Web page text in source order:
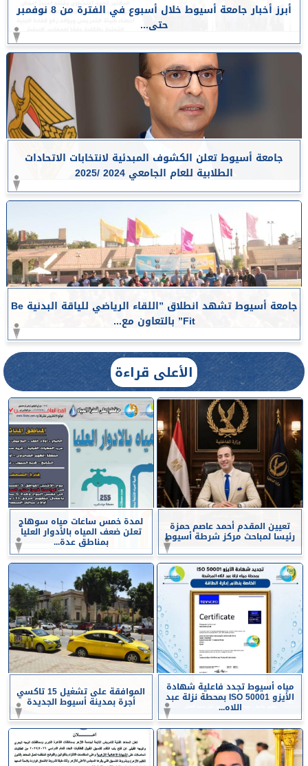
أبرز أخبار جامعة أسيوط خلال أسبوع في الفترة من 8 نوفمبر
حتى...
جامعة أسيوط تعلن الكشوف المبدئية لانتخابات الاتحادات
الطلابية للعام الجامعي 2024 /2025
جامعة أسيوط تشهد انطلاق ”اللقاء الرياضي للياقة البدنية Be
Fit” بالتعاون مع...
الأعلى قراءة
تعيين المقدم أحمد عاصم حمزة
رئيسا لمباحث مركز شرطة أسيوط
لمدة خمس ساعات مياه سوهاج
تعلن ضعف المياه بالأدوار العليا
بمناطق عدة...
مياه أسيوط تجدد فاعلية شهادة
الأيزو ISO 50001 بمحطة نزلة عبد
اللاه...
الموافقة على تشغيل 15 تاكسي
أجرة بمدينة أسيوط الجديدة